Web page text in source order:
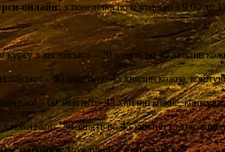
онлайн:з понеділка по п’ятницю з 9:00 до
курсу з англійської – 20 занять по 45 хвилин
– 40 занять по 45 хвилин кожне,
– 60 занять по 45 хвилин кожне,
з німецької – 80 занять по 45 хвилин кожне,